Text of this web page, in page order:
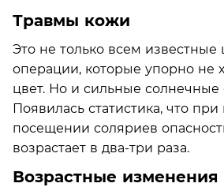
Травмы кожи
Это не только всем
операции, которые упорно не
цвет. Но и сильные солнечные
Появилась статистика, что
посещении соляриев
возрастает в два-три раза.
Возрастные изменения